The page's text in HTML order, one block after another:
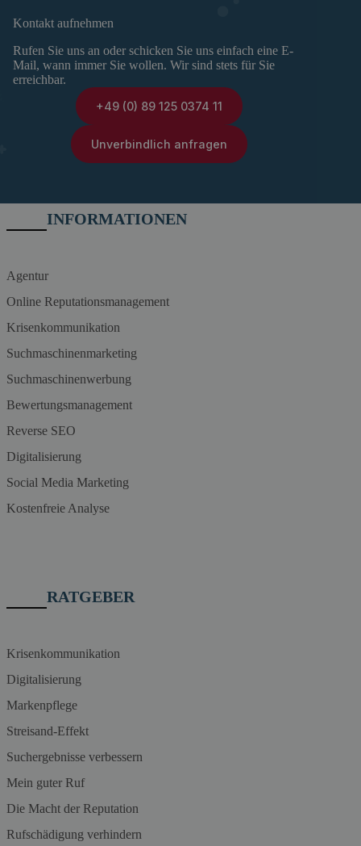
Kontakt aufnehmen
Rufen Sie uns an oder schicken Sie uns einfach eine E-
Mail, wann immer Sie wollen. Wir sind stets für Sie
erreichbar.
+49 (0) 89 125 0374 11
Unverbindlich anfragen
INFORMATIONEN
Agentur
Online Reputationsmanagement
Krisenkommunikation
Suchmaschinenmarketing
Suchmaschinenwerbung
Bewertungsmanagement
Reverse SEO
Digitalisierung
Social Media Marketing
Kostenfreie Analyse
RATGEBER
Krisenkommunikation
Digitalisierung
Markenpflege
Streisand-Effekt
Suchergebnisse verbessern
Mein guter Ruf
Die Macht der Reputation
Rufschädigung verhindern